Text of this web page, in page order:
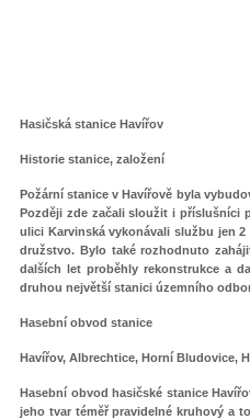
Hasičská stanice Havířov
Historie stanice, založení
Požární stanice v Havířově byla
Později zde začali sloužit i příslušníci
ulici Karvinská vykonávali službu jen
družstvo. Bylo také rozhodnuto
dalších let proběhly rekonstrukce a
druhou největší stanici územního
Hasební obvod stanice
Havířov, Albrechtice, Horní Bludovice,
Hasební obvod hasičské stanice
jeho tvar téměř pravidelné kruhový a